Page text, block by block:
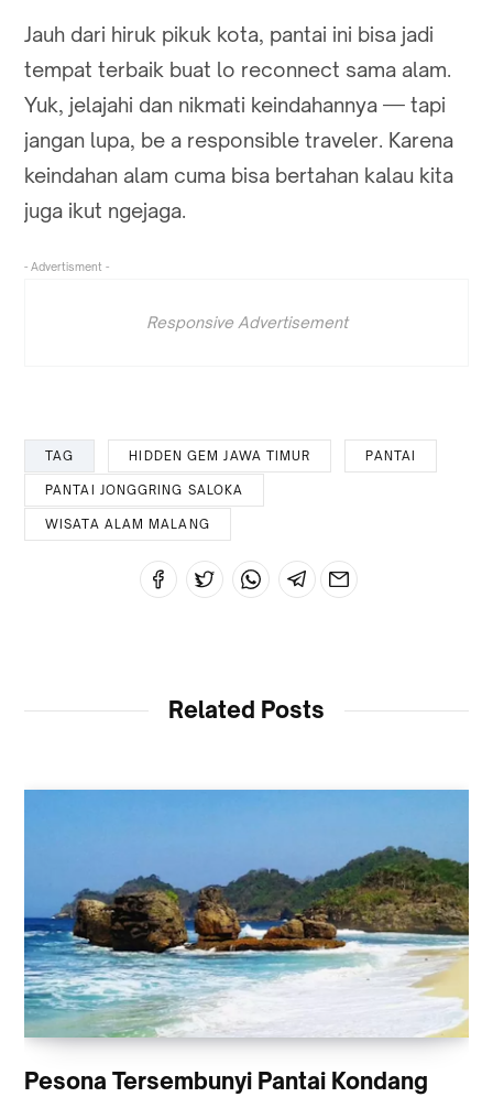
Jauh dari hiruk pikuk kota, pantai ini bisa jadi
tempat terbaik buat lo reconnect sama alam.
Yuk, jelajahi dan nikmati keindahannya — tapi
jangan lupa, be a responsible traveler. Karena
keindahan alam cuma bisa bertahan kalau kita
juga ikut ngejaga.
- Advertisment -
Responsive Advertisement
TAG HIDDEN GEM JAWA TIMUR PANTAI
PANTAI JONGGRING SALOKA
WISATA ALAM MALANG
Related Posts
Pesona Tersembunyi Pantai Kondang